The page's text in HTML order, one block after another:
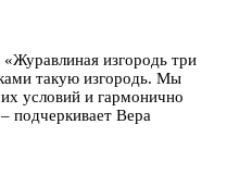
«Журавлиная изгородь три
такую изгородь. Мы
условий и гармонично
подчеркивает Вера